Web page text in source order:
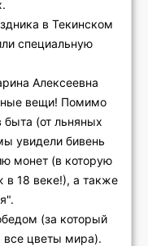
в Текинском
специальную
Алексеевна
вещи! Помимо
(от льняных
увидели бивень
монет (в которую
в 18 веке!), а также
(за который
цветы мира).